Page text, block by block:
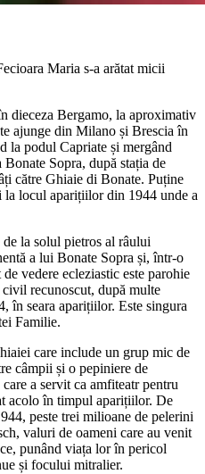
Maria s-a arătat micii
dieceza Bergamo, la aproximativ
ajunge din Milano și Brescia în
la podul Capriate și mergând
Sopra, după stația de
către Ghiaie di Bonate. Puține
la locul aparițiilor din 1944 unde a
la solul pietros al râului
a lui Bonate Sopra și, într-o
vedere ecleziastic este parohie
recunoscut, după multe
în seara aparițiilor. Este singura
Familie.
care include un grup mic de
câmpii și o pepiniere de
a servit ca amfiteatr pentru
acolo în timpul aparițiilor. De
peste trei milioane de pelerini
valuri de oameni care au venit
punând viața lor în pericol
și focului mitralier.